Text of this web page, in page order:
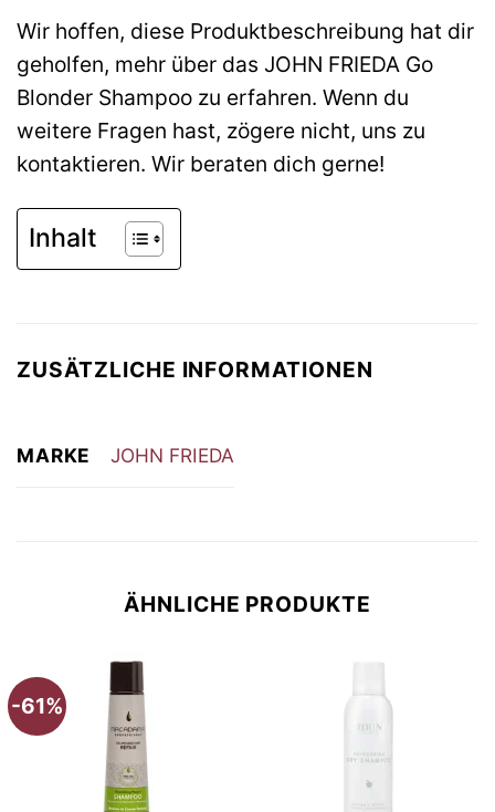
Wir hoffen, diese Produktbeschreibung hat dir
geholfen, mehr über das JOHN FRIEDA Go
Blonder Shampoo zu erfahren. Wenn du
weitere Fragen hast, zögere nicht, uns zu
kontaktieren. Wir beraten dich gerne!
Inhalt
ZUSÄTZLICHE INFORMATIONEN
MARKE JOHN FRIEDA
ÄHNLICHE PRODUKTE
-61%